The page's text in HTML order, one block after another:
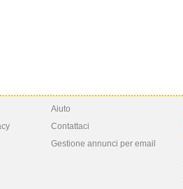
Aiuto
Contattaci
Gestione annunci per email